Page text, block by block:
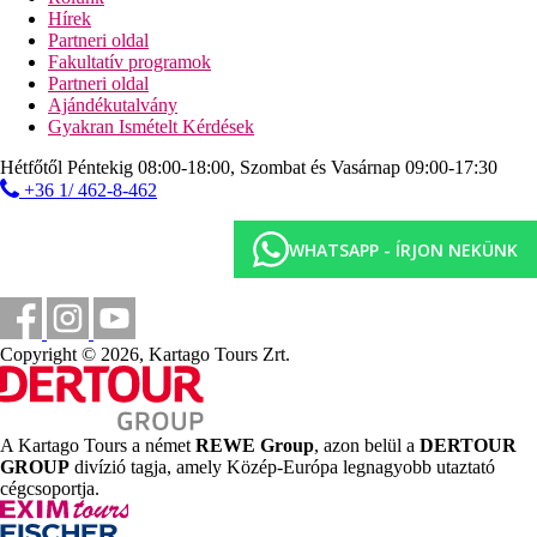
fodrászat
konferenciaterem
6 medence (napágyak, napernyők és strandtörölköző
ingyenesen)
pool-/snack-bár
fedett gyermekmedence
aquapark (1 felnőttek és 1 gyermekek részére)
Tengerpart
homokos/kavicsos tengerpart
napágyak, napernyők és strandtörölköző ingyenesen
móló
külön rész csak felnőtteknek
Sport és szórakozás ingyenesen
animációs programok napközben és este
szauna
gőzfürdő
Hírek
Partneri oldal
Fakultatív programok
Partneri oldal
Ajándékutalvány
Gyakran Ismételt Kérdések
Hétfőtől Péntekig 08:00-18:00, Szombat és Vasárnap 09:00-17:30
+36 1/ 462-8-462
WHATSAPP - ÍRJON NEKÜNK
Copyright © 2026, Kartago Tours Zrt.
A Kartago Tours a német REWE Group, azon belül a DERTOUR
GROUP divízió tagja, amely Közép-Európa legnagyobb utaztató
cégcsoportja.